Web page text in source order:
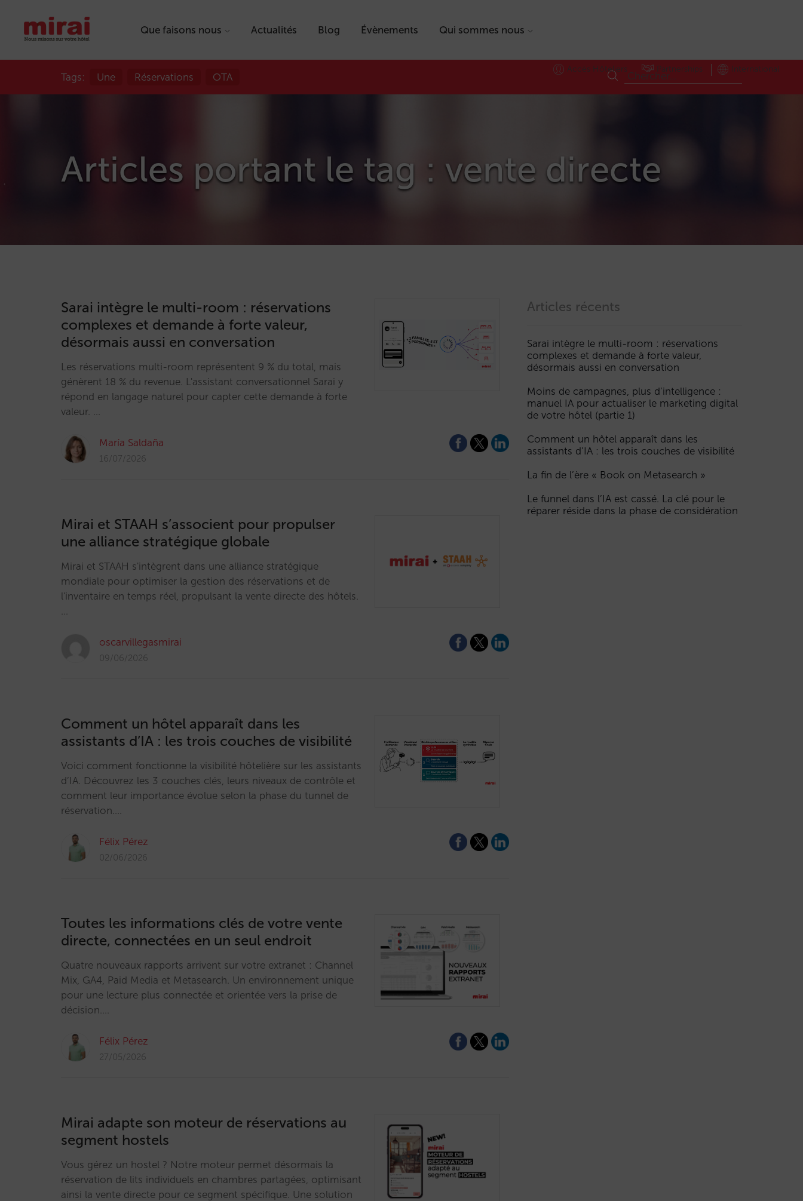
Que faisons nous Actualités Blog Évènements Qui sommes nous
Accès Hôteliers Partnerships International
Tags: Une Réservations OTA
Articles portant le tag : vente directe
Sarai intègre le multi-room : réservations
complexes et demande à forte valeur,
désormais aussi en conversation
Les réservations multi-room représentent 9 % du total, mais
génèrent 18 % du revenue. L'assistant conversationnel Sarai y
répond en langage naturel pour capter cette demande à forte
valeur. …
María Saldaña
16/07/2026
Mirai et STAAH s’associent pour propulser
une alliance stratégique globale
Mirai et STAAH s'intègrent dans une alliance stratégique
mondiale pour optimiser la gestion des réservations et de
l'inventaire en temps réel, propulsant la vente directe des hôtels.
…
oscarvillegasmirai
09/06/2026
Comment un hôtel apparaît dans les
assistants d’IA : les trois couches de visibilité
Voici comment fonctionne la visibilité hôtelière sur les assistants
d’IA. Découvrez les 3 couches clés, leurs niveaux de contrôle et
comment leur importance évolue selon la phase du tunnel de
réservation.…
Félix Pérez
02/06/2026
Toutes les informations clés de votre vente
directe, connectées en un seul endroit
Quatre nouveaux rapports arrivent sur votre extranet : Channel
Mix, GA4, Paid Media et Metasearch. Un environnement unique
pour une lecture plus connectée et orientée vers la prise de
décision.…
Félix Pérez
27/05/2026
Mirai adapte son moteur de réservations au
segment hostels
Vous gérez un hostel ? Notre moteur permet désormais la
réservation de lits individuels en chambres partagées, optimisant
ainsi la vente directe pour ce segment spécifique. Une solution
Articles récents
Sarai intègre le multi-room : réservations
complexes et demande à forte valeur,
désormais aussi en conversation
Moins de campagnes, plus d’intelligence :
manuel IA pour actualiser le marketing digital
de votre hôtel (partie 1)
Comment un hôtel apparaît dans les
assistants d’IA : les trois couches de visibilité
La fin de l’ère « Book on Metasearch »
Le funnel dans l’IA est cassé. La clé pour le
réparer réside dans la phase de considération